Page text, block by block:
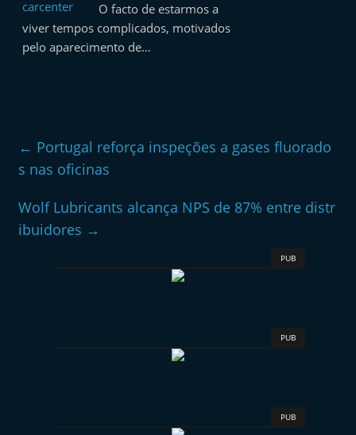
O facto de estarmos a
viver tempos complicados, motivados
pelo aparecimento de…
← Portugal reforça inspeções a gases fluorado
s nas oficinas
Wolf Lubricants alcança NPS de 87% entre distr
ibuidores →
PUB
PUB
PUB